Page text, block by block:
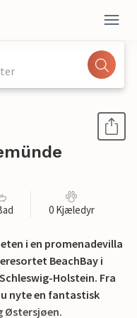
0 Kjæledyr
i en promenadevilla
BeachBay i
Holstein. Fra
nyte en fantastisk
Østersjøen.